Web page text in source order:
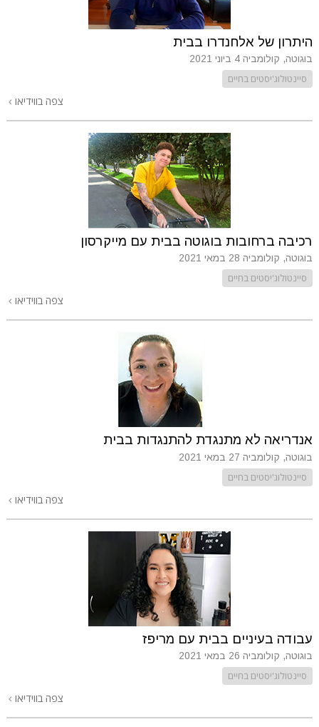
היתרון של אלחנדרו בבית
בוגוטה, קולומביה 4 ביוני 2021
סיינטולוג'יסטים בחיים
צפה בווידיאו
רכיבה ברחובות בוגוטה בבית עם מייקרסון
בוגוטה, קולומביה 28 במאי 2021
סיינטולוג'יסטים בחיים
צפה בווידיאו
אנדריאה לא מתנגדת להתנגדות בבית
בוגוטה, קולומביה 27 במאי 2021
סיינטולוג'יסטים בחיים
צפה בווידיאו
עבודה בעיניים בבית עם מריפז
בוגוטה, קולומביה 26 במאי 2021
סיינטולוג'יסטים בחיים
צפה בווידיאו